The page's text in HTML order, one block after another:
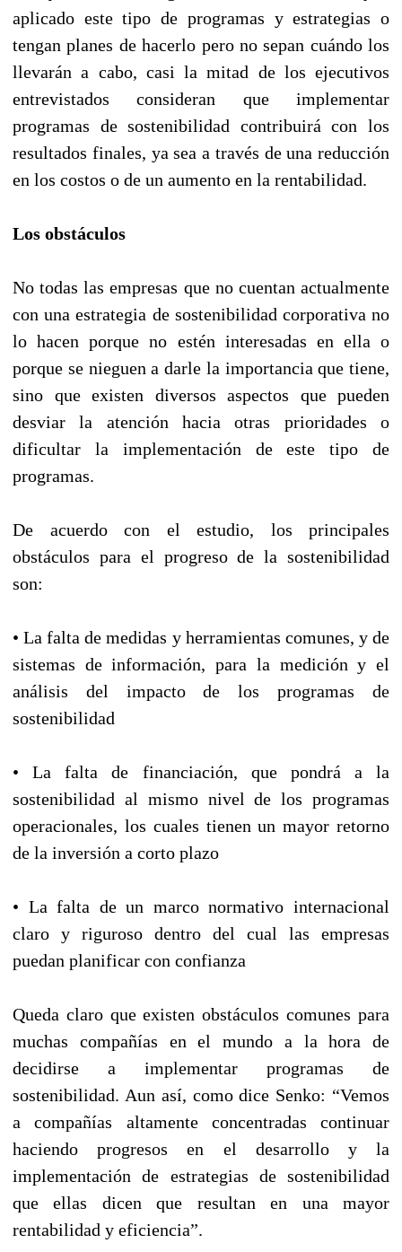
aplicado este tipo de programas y estrategias o
tengan planes de hacerlo pero no sepan cuándo los
llevarán a cabo, casi la mitad de los ejecutivos
entrevistados consideran que implementar
programas de sostenibilidad contribuirá con los
resultados finales, ya sea a través de una reducción
en los costos o de un aumento en la rentabilidad.
Los obstáculos
No todas las empresas que no cuentan actualmente
con una estrategia de sostenibilidad corporativa no
lo hacen porque no estén interesadas en ella o
porque se nieguen a darle la importancia que tiene,
sino que existen diversos aspectos que pueden
desviar la atención hacia otras prioridades o
dificultar la implementación de este tipo de
programas.
De acuerdo con el estudio, los principales
obstáculos para el progreso de la sostenibilidad
son:
• La falta de medidas y herramientas comunes, y de
sistemas de información, para la medición y el
análisis del impacto de los programas de
sostenibilidad
• La falta de financiación, que pondrá a la
sostenibilidad al mismo nivel de los programas
operacionales, los cuales tienen un mayor retorno
de la inversión a corto plazo
• La falta de un marco normativo internacional
claro y riguroso dentro del cual las empresas
puedan planificar con confianza
Queda claro que existen obstáculos comunes para
muchas compañías en el mundo a la hora de
decidirse a implementar programas de
sostenibilidad. Aun así, como dice Senko: “Vemos
a compañías altamente concentradas continuar
haciendo progresos en el desarrollo y la
implementación de estrategias de sostenibilidad
que ellas dicen que resultan en una mayor
rentabilidad y eficiencia”.